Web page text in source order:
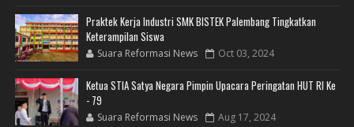
Praktek Kerja Industri SMK BISTEK Palembang Tingkatkan
Keterampilan Siswa
Suara Reformasi News Oct 03, 2024
Ketua STIA Satya Negara Pimpin Upacara Peringatan HUT RI Ke
- 79
Suara Reformasi News Aug 17, 2024